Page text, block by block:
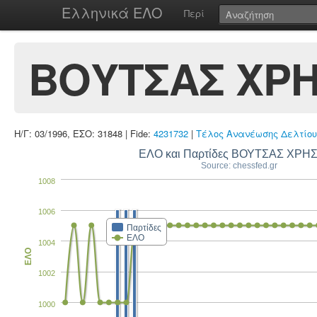
Ελληνικά ΕΛΟ Περί
ΒΟΥΤΣΑΣ
Η/Γ: 03/1996, ΕΣΟ: 31848 | Fide: 4231732 | Τέλος Ανανέωσης Δελτίου
ΕΛΟ και Παρτίδες ΒΟΥΤΣΑΣ
Source: chessfed.gr
Παρτίδες
ΕΛΟ
1000
1002
1004
1006
1008
ΕΛΟ